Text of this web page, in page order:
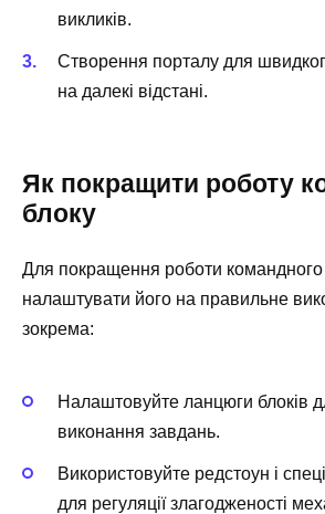
викликів.
Створення порталу для
на далекі відстані.
Як покращити роботу
блоку
Для покращення роботи
налаштувати його на правильне
зокрема:
Налаштовуйте ланцюги блоків
виконання завдань.
Використовуйте редстоун і
для регуляції злагодженості